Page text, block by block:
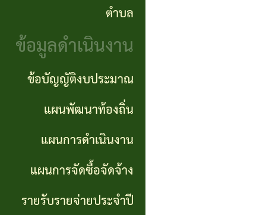
จ้าง
ภาค
รัฐ
(e-
GP)
คู่มือ
การ
ราย
จ่าย
ประจำ
ปี
รายงาน
ผลการ
ดำเนิน
/
กิจกรรม
การ
ประชุม
สภา
แผน
ตำบล
ข้อมูลดำเนินงาน
ข้อบัญญัติงบประมาณ
แผนพัฒนาท้องถิ่น
แผนการดำเนินงาน
แผนการจัดซื้อจัดจ้าง
รายรับรายจ่ายประจำปี